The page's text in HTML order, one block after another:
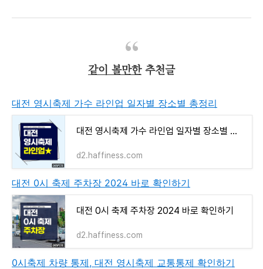
같이 볼만한추천글
대전 영시축제 가수 라인업 일자별 장소별 총정리
대전 영시축제 가수 라인업 일자별 장소별 총정리
d2.haffiness.com
대전 0시 축제 주차장 2024 바로 확인하기
대전 0시 축제 주차장 2024 바로 확인하기
d2.haffiness.com
0시축제 차량 통제, 대전 영시축제 교통통제 확인하기